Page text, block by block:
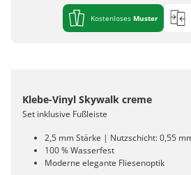
Kostenloses Muster
Klebe-Vinyl Skywalk creme
Set inklusive Fußleiste
2,5 mm Stärke | Nutzschicht: 0,55
100 % Wasserfest
Moderne elegante Fliesenoptik